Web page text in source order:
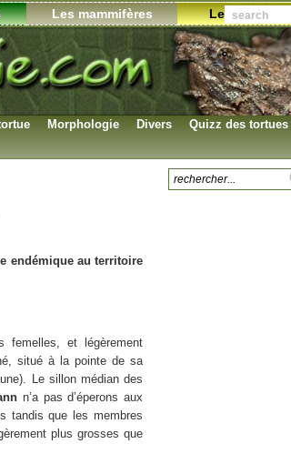
Les mammifères Les annonces
Morphologie
Divers
identification
Les articles
Quizz des tortues
Les tortues
aquatiques
endémique au territoire
femelles, et légèrement
situé à la pointe de sa
Le sillon médian des
n’a pas d’éperons aux
tandis que les membres
plus grosses que